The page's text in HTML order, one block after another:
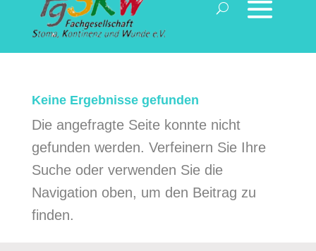
Keine Ergebnisse gefunden
Die angefragte Seite konnte nicht
gefunden werden. Verfeinern Sie Ihre
Suche oder verwenden Sie die
Navigation oben, um den Beitrag zu
finden.